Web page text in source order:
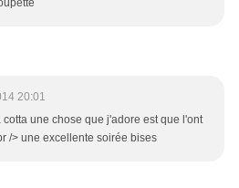
20:01
une chose que j'adore est que l'ont
/> une excellente soirée bises